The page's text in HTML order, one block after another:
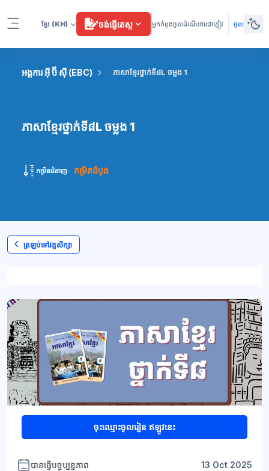
ខ្មែរ (KH) ចង់ធ្វើតេស្ត អ្នកកំពុងចូលដំណើរការជាភ្ញៀវ ចូល
អង្គការ អ៊ី ប៊ី ស៊ី (EBC) ភាសាខ្មែរថ្នាក់ទី៨L ចម្លង 1
ភាសាខ្មែរថ្នាក់ទី៨L ចម្លង 1
កម្រិតជំនាញ: កម្រិតដំបូង
ត្រឡប់ទៅវគ្គសិក្សា
ប្លុក
ចុះឈ្មោះចូលរៀន ឥឡូវនេះ
បានធ្វើបច្ចុប្បន្នភាព 13 Oct 2025